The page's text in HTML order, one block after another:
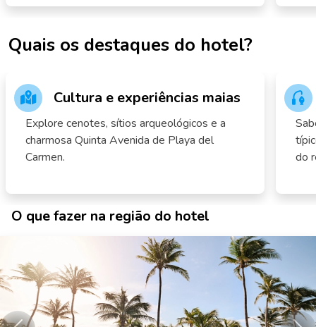
Quais os destaques do hotel?
Cultura e experiências maias
Explore cenotes, sítios arqueológicos e a
charmosa Quinta Avenida de Playa del
Carmen.
do
O que fazer na região do hotel